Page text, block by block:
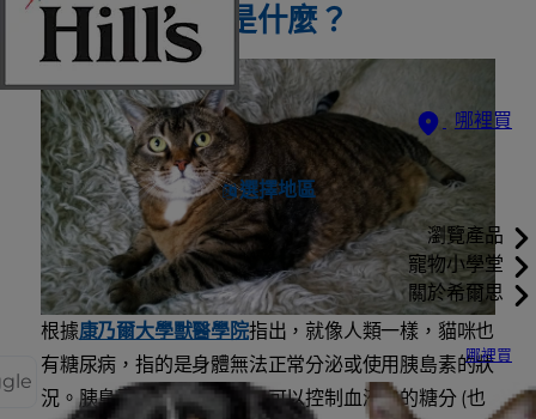
哪裡買
選擇地區
瀏覽產品
寵物小學堂
關於希爾思
哪裡買
貓咪的糖尿病是什麼？
根據康乃爾大學獸醫學院指出，就像人類一樣，貓咪也
有糖尿病，指的是身體無法正常分泌或使用胰島素的狀
況。胰島素由胰臟所分泌，可以控制血液中的糖分 (也